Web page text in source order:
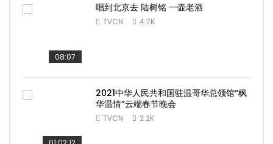
08:07
唱到北京去 陆树铭 一壶老酒
TVCN 4.7K
2021中华人民共和国驻温哥华总领馆“枫
华温情”云端春节晚会
TVCN 2.2K